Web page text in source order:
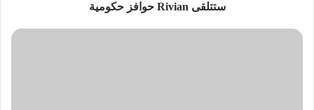
ستتلقى Rivian حوافز حكومية
الانتقال